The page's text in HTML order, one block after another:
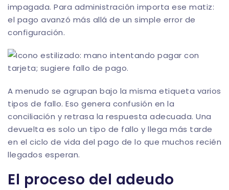
impagada. Para administración importa ese matiz:
el pago avanzó más allá de un simple error de
configuración.
A menudo se agrupan bajo la misma etiqueta varios
tipos de fallo. Eso genera confusión en la
conciliación y retrasa la respuesta adecuada. Una
devuelta es solo un tipo de fallo y llega más tarde
en el ciclo de vida del pago de lo que muchos recién
llegados esperan.
El proceso del adeudo